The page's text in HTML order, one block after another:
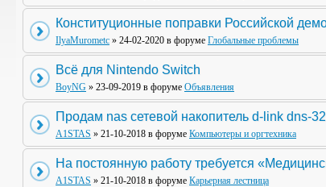
Конституционные поправки Российской
IlyaMurometc » 24-02-2020 в форуме Глобальные проблемы
Всё для Nintendo Switch
BoyNG » 23-09-2019 в форуме Объявления
Продам nas сетевой накопитель d-link dns-
A1STAS » 21-10-2018 в форуме Компьютеры и оргтехника
На постоянную работу требуется
A1STAS » 21-10-2018 в форуме Карьерная лестница